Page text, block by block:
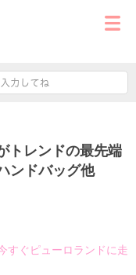
トレンドの最先端
ンドバッグ他
すぐピューロランドに走